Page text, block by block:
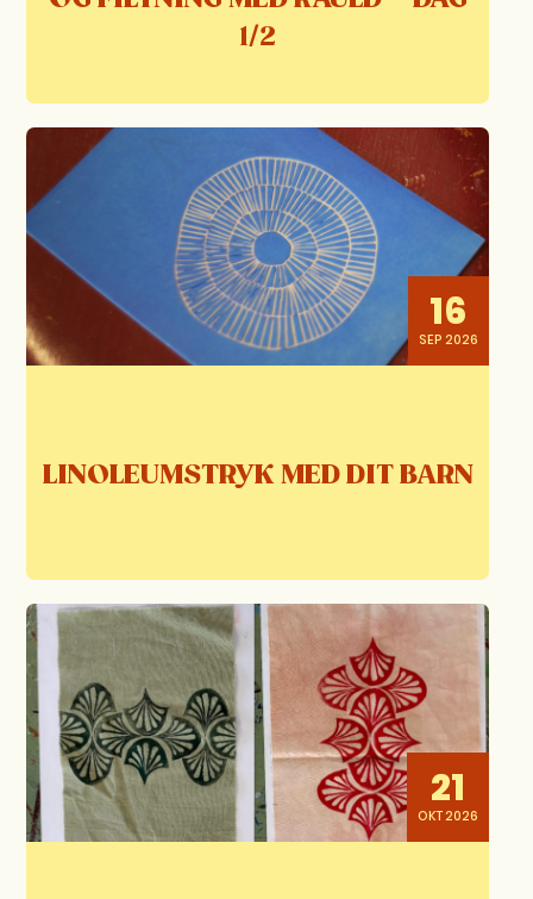
1/2
16
SEP 2026
LINOLEUMSTRYK MED DIT BARN
21
OKT 2026